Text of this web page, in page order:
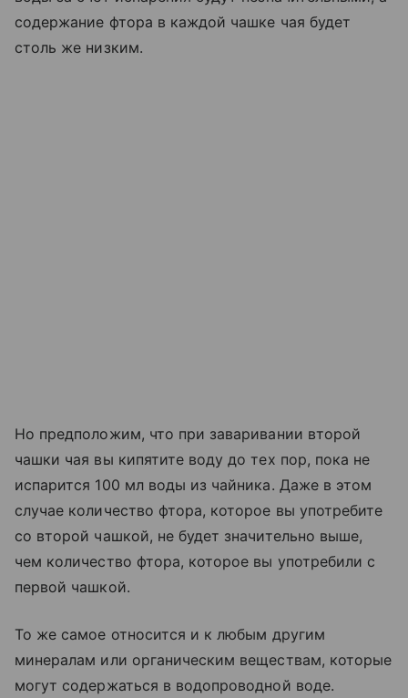
содержание фтора в каждой чашке чая будет
столь же низким.
Но предположим, что при заваривании второй
чашки чая вы кипятите воду до тех пор, пока не
испарится 100 мл воды из чайника. Даже в этом
случае количество фтора, которое вы употребите
со второй чашкой, не будет значительно выше,
чем количество фтора, которое вы употребили с
первой чашкой.
То же самое относится и к любым другим
минералам или органическим веществам, которые
могут содержаться в водопроводной воде.